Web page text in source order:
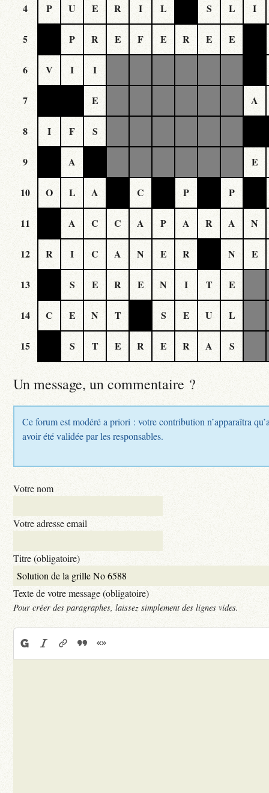
4 P U E R I L S L I
5 P R E F E R E E
6 V I I
7 E A
8 I F S
9 A E
10 O L A C P P
11 A C C A P A R A N
12 R I C A N E R N E
13 S E R E N I T E
14 C E N T S E U L
15 S T E R E R A S
Un message, un commentaire ?
Ce forum est modéré a priori : votre contribution n’apparaîtra
avoir été validée par les responsables.
Votre nom
Votre adresse email
Titre (obligatoire)
Texte de votre message (obligatoire)
Pour créer des paragraphes, laissez simplement des lignes vides.